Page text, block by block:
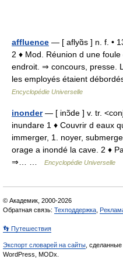
affluence — [ aflyɑ̃s ] n. f. •
2 ♦ Mod. Réunion d une
endroit. ⇒ concours, presse.
les employés étaient
Encyclopédie Universelle
inonder— [ inɔ̃de ] v. tr.
inundare 1 ♦ Couvrir d eaux
immerger, 1. noyer,
orage a inondé la cave. 2 ♦
⇒… …
Encyclopédie Universelle
© Академик, 2000-2026
Обратная связь: Техподдержка
👣 Путешествия
Экспорт словарей на сайты ,
WordPress, MODx.